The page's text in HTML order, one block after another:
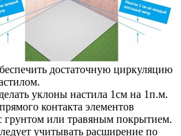
достаточную циркуляцию
уклоны настила 1см на 1п.м.
контакта элементов
грунтом или травяным покрытием.
учитывать расширение по